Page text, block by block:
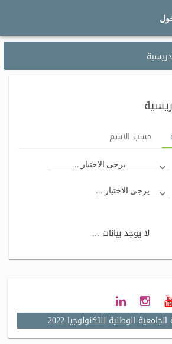
حسب الاسم
يرجى الاختيار ...
يرجى الاختيار ...
لا يوجد بيانات ...
الوطنية للتكنولوجيا 2022